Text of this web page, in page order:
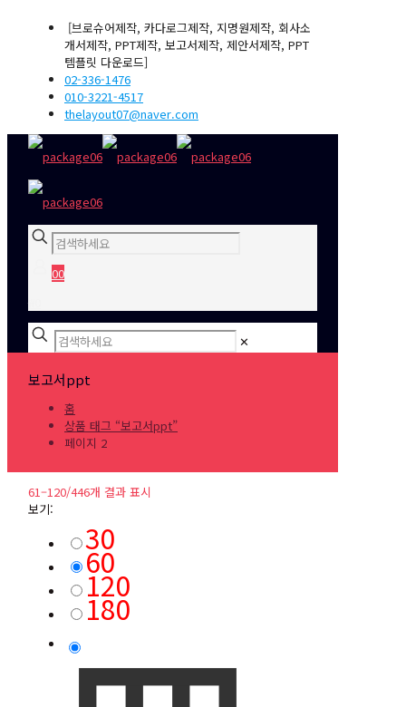
[브로슈어제작, 카다로그제작, 지명원제작, 회사소
개서제작, PPT제작, 보고서제작, 제안서제작, PPT
템플릿 다운로드]
02-336-1476
010-3221-4517
thelayout07@naver.com
00
✕
보고서ppt
홈
상품 태그 “보고서ppt”
페이지 2
61–120/446개 결과 표시
보기:
30
60
120
180